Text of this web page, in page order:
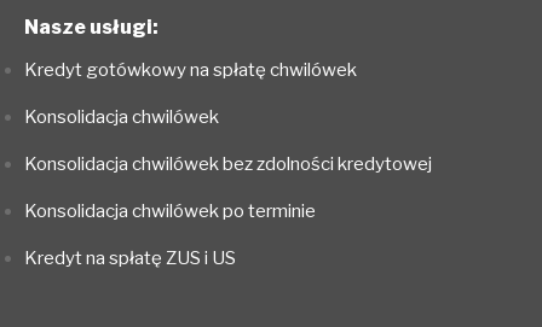
Nasze usługi:
Kredyt gotówkowy na spłatę chwilówek
Konsolidacja chwilówek
Konsolidacja chwilówek bez zdolności kredytowej
Konsolidacja chwilówek po terminie
Kredyt na spłatę ZUS i US